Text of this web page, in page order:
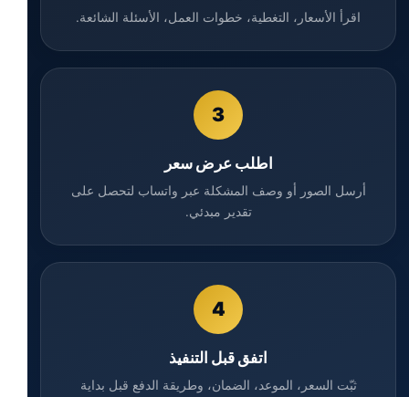
اقرأ الأسعار، التغطية، خطوات العمل، الأسئلة الشائعة.
3
اطلب عرض سعر
أرسل الصور أو وصف المشكلة عبر واتساب لتحصل على
تقدير مبدئي.
4
اتفق قبل التنفيذ
ثبّت السعر، الموعد، الضمان، وطريقة الدفع قبل بداية